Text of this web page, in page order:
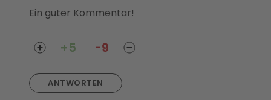
Ein guter Kommentar!
ANTWORTEN
+5 -9